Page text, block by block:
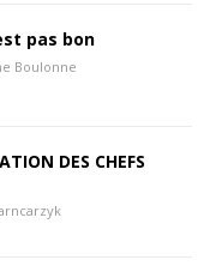
pas bon
Boulonne
DES CHEFS